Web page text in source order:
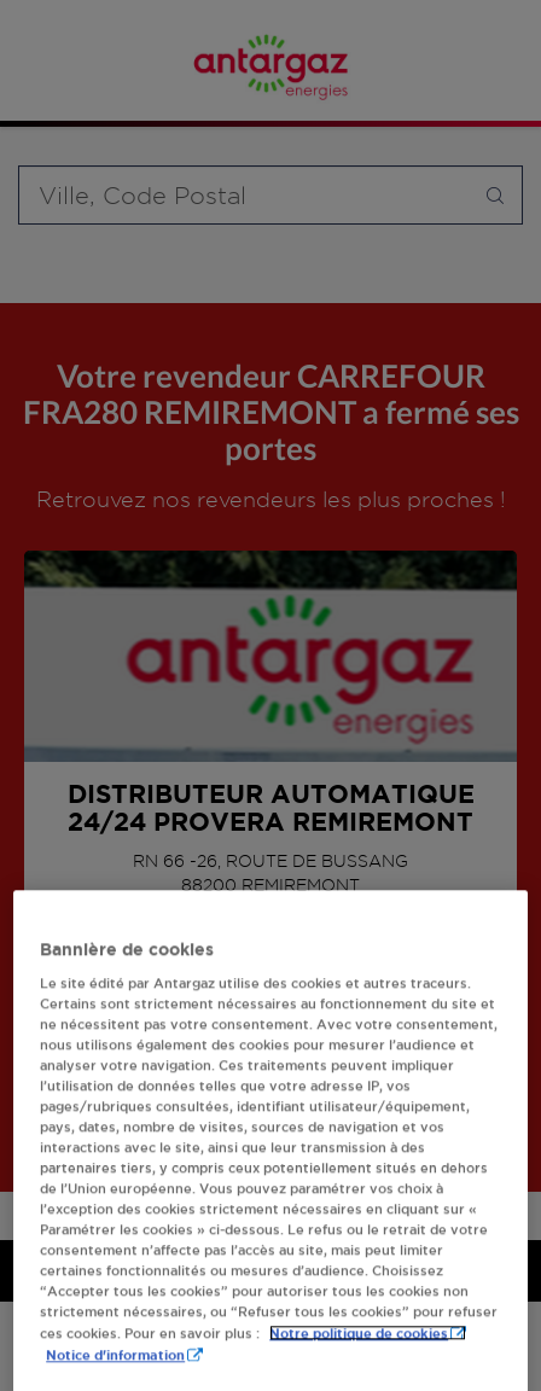
bouteille souhaité et le type de point de vente (revendeur /
distributeur automatique de bouteilles de gaz ou station GPL
carburant)
Votre revendeur CARREFOUR
FRA280 REMIREMONT a fermé ses
portes
Retrouvez nos revendeurs les plus proches !
DISTRIBUTEUR AUTOMATIQUE
24/24 PROVERA REMIREMONT
RN 66 -26, ROUTE DE BUSSANG
88200 REMIREMONT
Recherchez un autre revendeur
Retourner à l'accueil
Menu
Bannière de cookies
Le site édité par Antargaz utilise des cookies et autres traceurs.
Certains sont strictement nécessaires au fonctionnement du site et
ne nécessitent pas votre consentement. Avec votre consentement,
nous utilisons également des cookies pour mesurer l’audience et
analyser votre navigation. Ces traitements peuvent impliquer
l’utilisation de données telles que votre adresse IP, vos
pages/rubriques consultées, identifiant utilisateur/équipement,
pays, dates, nombre de visites, sources de navigation et vos
interactions avec le site, ainsi que leur transmission à des
partenaires tiers, y compris ceux potentiellement situés en dehors
de l’Union européenne. Vous pouvez paramétrer vos choix à
l’exception des cookies strictement nécessaires en cliquant sur «
Paramétrer les cookies » ci-dessous. Le refus ou le retrait de votre
consentement n’affecte pas l’accès au site, mais peut limiter
certaines fonctionnalités ou mesures d’audience. Choisissez
“Accepter tous les cookies” pour autoriser tous les cookies non
strictement nécessaires, ou “Refuser tous les cookies” pour refuser
ces cookies. Pour en savoir plus :
Notre politique de cookies
Notice d'information